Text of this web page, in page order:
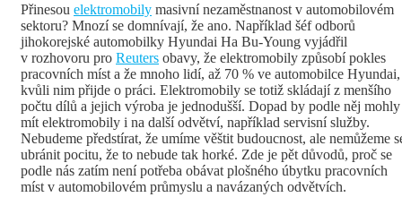
Přinesou elektromobily masivní nezaměstnanost v automobilovém
sektoru? Mnozí se domnívají, že ano. Například šéf odborů
jihokorejské automobilky Hyundai Ha Bu-Young vyjádřil
v rozhovoru pro Reuters obavy, že elektromobily způsobí pokles
pracovních míst a že mnoho lidí, až 70 % ve automobilce Hyundai,
kvůli nim přijde o práci. Elektromobily se totiž skládají z menšího
počtu dílů a jejich výroba je jednodušší. Dopad by podle něj mohly
mít elektromobily i na další odvětví, například servisní služby.
Nebudeme předstírat, že umíme věštit budoucnost, ale nemůžeme
ubránit pocitu, že to nebude tak horké. Zde je pět důvodů, proč se
podle nás zatím není potřeba obávat plošného úbytku pracovních
míst v automobilovém průmyslu a navázaných odvětvích.